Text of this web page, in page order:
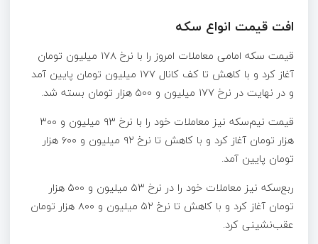
افت قیمت انواع سکه
قیمت سکه امامی معاملات امروز را با نرخ ۱۷۸ میلیون تومان
آغاز کرد و با کاهش تا کف کانال ۱۷۷ میلیون تومان پایین آمد
و در نهایت در نرخ ۱۷۷ میلیون و ۵۰۰ هزار تومان بسته شد.
قیمت نیم‌سکه نیز معاملات خود را با نرخ ۹۳ میلیون و ۳۰۰
هزار تومان آغاز کرد و با کاهش تا نرخ ۹۲ میلیون و ۶۰۰ هزار
تومان پایین آمد.
ربع‌سکه نیز معاملات خود را در نرخ ۵۳ میلیون و ۵۰۰ هزار
تومان آغاز کرد و با کاهش تا نرخ ۵۲ میلیون و ۸۰۰ هزار تومان
عقب‌نشینی کرد.